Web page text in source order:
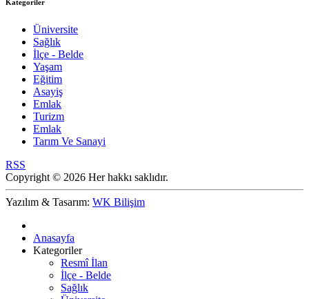
Kategoriler
Üniversite
Sağlık
İlçe - Belde
Yaşam
Eğitim
Asayiş
Emlak
Turizm
Emlak
Tarım Ve Sanayi
RSS
Copyright © 2026 Her hakkı saklıdır.
Yazılım & Tasarım: WK Bilişim
Anasayfa
Kategoriler
Resmî İlan
İlçe - Belde
Sağlık